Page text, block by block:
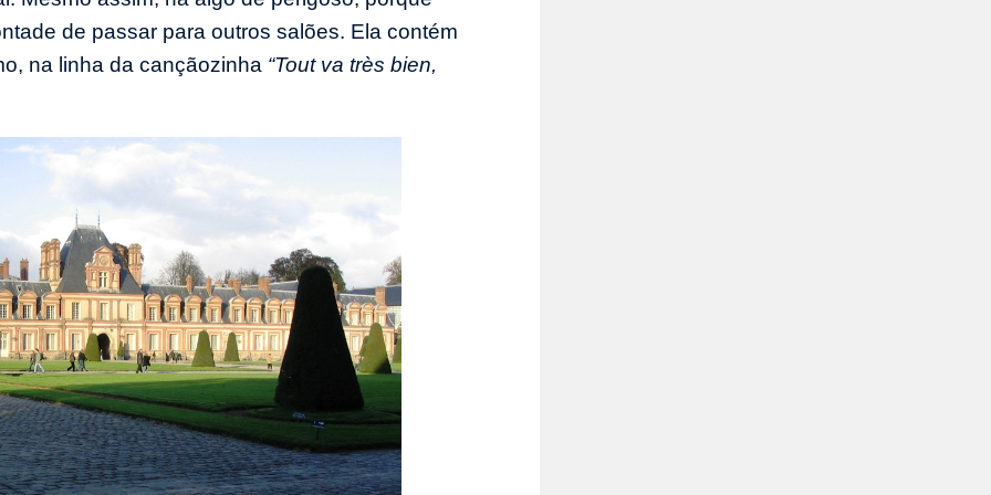
de passar para outros salões. Ela contém
na linha da cançãozinha “Tout va très bien,